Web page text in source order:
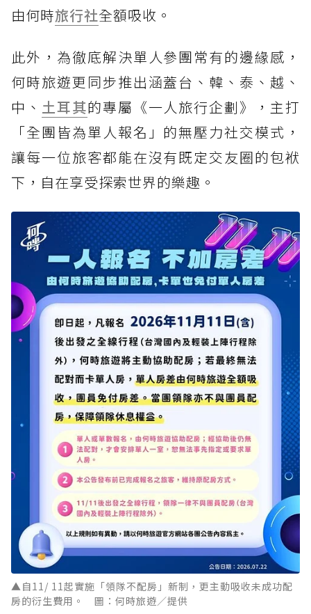
由何時旅行社全額吸收。
此外，為徹底解決單人參團常有的邊緣感，
何時旅遊更同步推出涵蓋台、韓、泰、越、
中、 土耳其的專屬《一人旅行企劃》，主打
「全團皆為單人報名」的無壓力社交模式，
讓每一位旅客都能在沒有既定交友圈的包袱
下，自在享受探索世界的樂趣。
▲自11/ 11起實施「領隊不配房」新制，更主動吸收未成功配
房的衍生費用。 圖：何時旅遊／提供